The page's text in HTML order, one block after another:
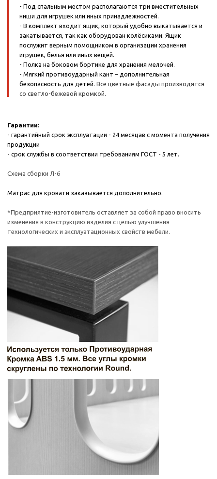
- Под спальным местом располагаются три вместительных
ниши для игрушек или иных принадлежностей.
- В комплект входит ящик, который удобно выкатывается и
закатывается, так как оборудован колёсиками. Ящик
послужит верным помощником в организации хранения
игрушек, белья или иных вещей.
- Полка на боковом бортике для хранения мелочей.
- Мягкий противоударный кант – дополнительная
безопасность для детей. Все цветные фасады производятся
со светло-бежевой кромкой.
Гарантии:
- гарантийный срок эксплуатации - 24 месяцав с момента получения
продукции
- срок службы в соответствии требованиям ГОСТ - 5 лет.
Схема сборки Л-6
Матрас для кровати заказывается дополнительно.
*Предприятие-изготовитель оставляет за собой право вносить
изменения в конструкцию изделия с целью улучшения
технологических и эксплуатационных свойств мебели.